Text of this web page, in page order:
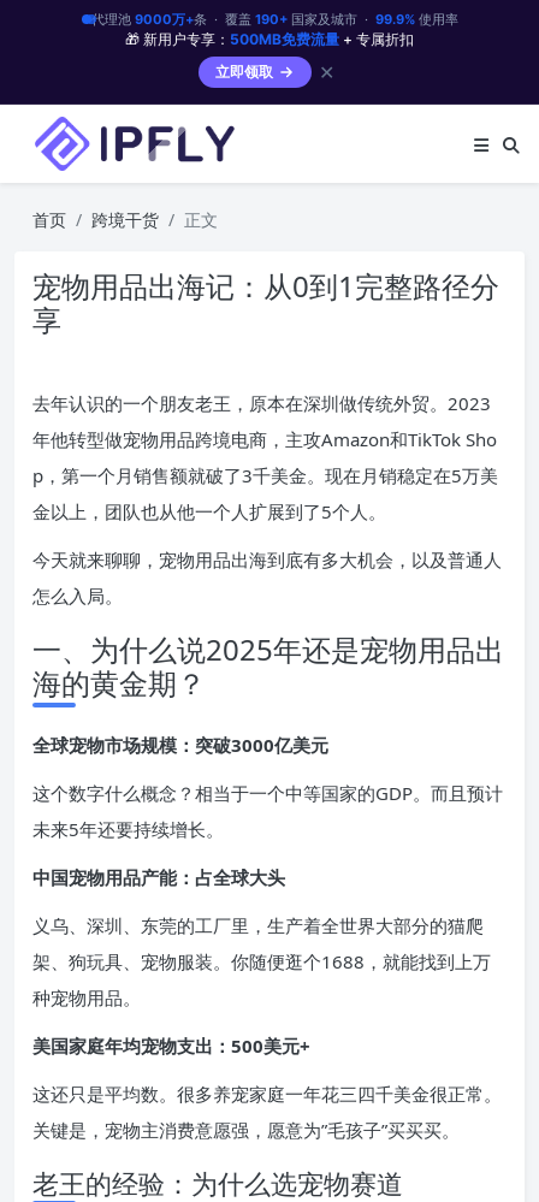
代理池 9000万+条 · 覆盖 190+国家及城市 · 99.9%使用率
🎁 新用户专享： 500MB免费流量 + 专属折扣
立即领取
✕
首页 跨境干货 正文
宠物用品出海记：从0到1完整路径分
享
去年认识的一个朋友老王，原本在深圳做传统外贸。2023
年他转型做宠物用品跨境电商，主攻Amazon和TikTok Sho
p，第一个月销售额就破了3千美金。现在月销稳定在5万美
金以上，团队也从他一个人扩展到了5个人。
今天就来聊聊，宠物用品出海到底有多大机会，以及普通人
怎么入局。
一、为什么说2025年还是宠物用品出
海的黄金期？
全球宠物市场规模：突破3000亿美元
这个数字什么概念？相当于一个中等国家的GDP。而且预计
未来5年还要持续增长。
中国宠物用品产能：占全球大头
义乌、深圳、东莞的工厂里，生产着全世界大部分的猫爬
架、狗玩具、宠物服装。你随便逛个1688，就能找到上万
种宠物用品。
美国家庭年均宠物支出：500美元+
这还只是平均数。很多养宠家庭一年花三四千美金很正常。
关键是，宠物主消费意愿强，愿意为”毛孩子”买买买。
老王的经验：为什么选宠物赛道